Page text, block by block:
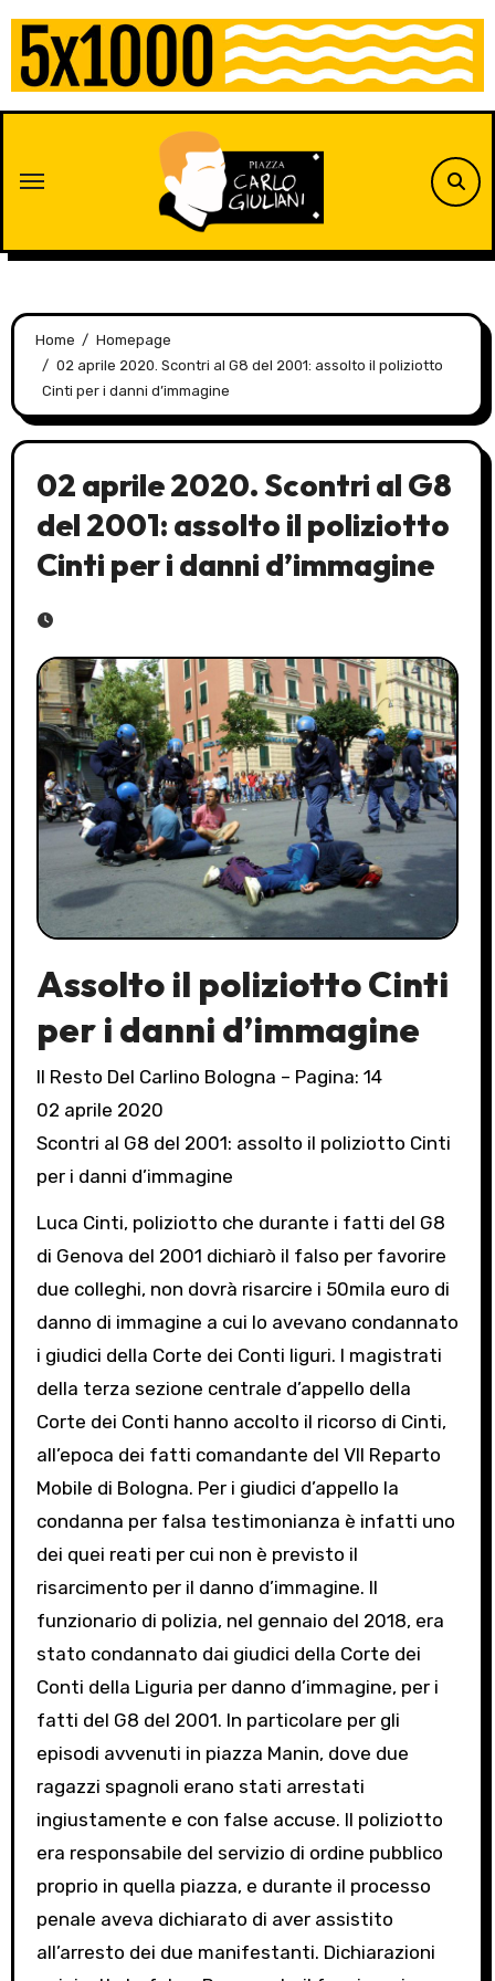
Skip
content
Home
Homepage
02 aprile 2020. Scontri al G8 del 2001: assolto il poliziotto
Cinti per i danni d’immagine
02 aprile 2020. Scontri al G8
del 2001: assolto il poliziotto
Cinti per i danni d’immagine
Assolto il poliziotto Cinti
per i danni d’immagine
Il Resto Del Carlino Bologna – Pagina: 14
02 aprile 2020
Scontri al G8 del 2001: assolto il poliziotto Cinti
per i danni d’immagine
Luca Cinti, poliziotto che durante i fatti del G8
di Genova del 2001 dichiarò il falso per favorire
due colleghi, non dovrà risarcire i 50mila euro di
danno di immagine a cui lo avevano condannato
i giudici della Corte dei Conti liguri. I magistrati
della terza sezione centrale d’appello della
Corte dei Conti hanno accolto il ricorso di Cinti,
all’epoca dei fatti comandante del VII Reparto
Mobile di Bologna. Per i giudici d’appello la
condanna per falsa testimonianza è infatti uno
dei quei reati per cui non è previsto il
risarcimento per il danno d’immagine. Il
funzionario di polizia, nel gennaio del 2018, era
stato condannato dai giudici della Corte dei
Conti della Liguria per danno d’immagine, per i
fatti del G8 del 2001. In particolare per gli
episodi avvenuti in piazza Manin, dove due
ragazzi spagnoli erano stati arrestati
ingiustamente e con false accuse. Il poliziotto
era responsabile del servizio di ordine pubblico
proprio in quella piazza, e durante il processo
penale aveva dichiarato di aver assistito
all’arresto dei due manifestanti. Dichiarazioni